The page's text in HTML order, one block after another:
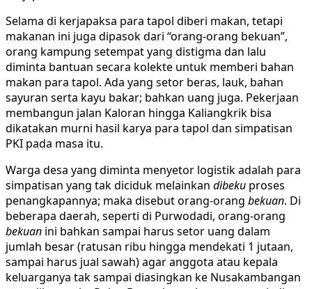
Selama di kerjapaksa para tapol diberi makan, tetapi
makanan ini juga dipasok dari “orang-orang bekuan”,
orang kampung setempat yang distigma dan lalu
diminta bantuan secara kolekte untuk memberi bahan
makan para tapol. Ada yang setor beras, lauk, bahan
sayuran serta kayu bakar; bahkan uang juga. Pekerjaan
membangun jalan Kaloran hingga Kaliangkrik bisa
dikatakan murni hasil karya para tapol dan simpatisan
PKI pada masa itu.
Warga desa yang diminta menyetor logistik adalah para
simpatisan yang tak diciduk melainkan dibeku proses
penangkapannya; maka disebut orang-orang bekuan. Di
beberapa daerah, seperti di Purwodadi, orang-orang
bekuan ini bahkan sampai harus setor uang dalam
jumlah besar (ratusan ribu hingga mendekati 1 jutaan,
sampai harus jual sawah) agar anggota atau kepala
keluarganya tak sampai diasingkan ke Nusakambangan